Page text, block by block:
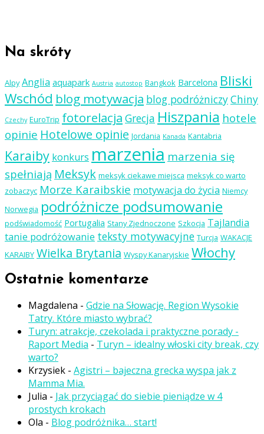
Na skróty
Alpy Anglia aquapark Austria autostop Bangkok Barcelona Bliski
Wschód blog motywacja blog podróżniczyChiny
Czechy EuroTrip fotorelacja Grecja Hiszpania hotele
opinie Hotelowe opinie Jordania Kanada Kantabria
Karaiby konkurs marzenia marzenia się
spełniają Meksyk meksyk ciekawe miejsca meksyk co warto
zobaczyc Morze Karaibskie motywacja do życia Niemcy
Norwegia podróżnicze podsumowanie
podświadomość Portugalia Stany Zjednoczone Szkocja Tajlandia
tanie podróżowanie teksty motywacyjne Turcja WAKACJE
KARAIBY Wielka Brytania Wyspy Kanaryjskie Włochy
Ostatnie komentarze
Magdalena - Gdzie na Słowację. Region Wysokie
Tatry. Które miasto wybrać?
Turyn: atrakcje, czekolada i praktyczne porady -
Raport Media - Turyn – idealny włoski city break, czy
warto?
Krzysiek - Agistri – bajeczna grecka wyspa jak z
Mamma Mia.
Julia - Jak przyciągać do siebie pieniądze w 4
prostych krokach
Ola - Blog podróżnika… start!